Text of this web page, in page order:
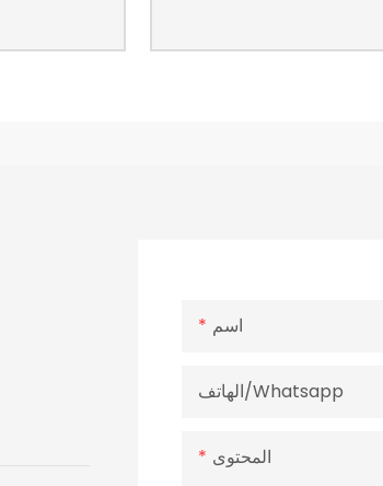
اسم
الهاتف/whatsapp
المحتوى